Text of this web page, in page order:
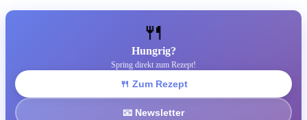
🍴
Hungrig?
Spring direkt zum Rezept!
🍴 Zum Rezept
📧 Newsletter